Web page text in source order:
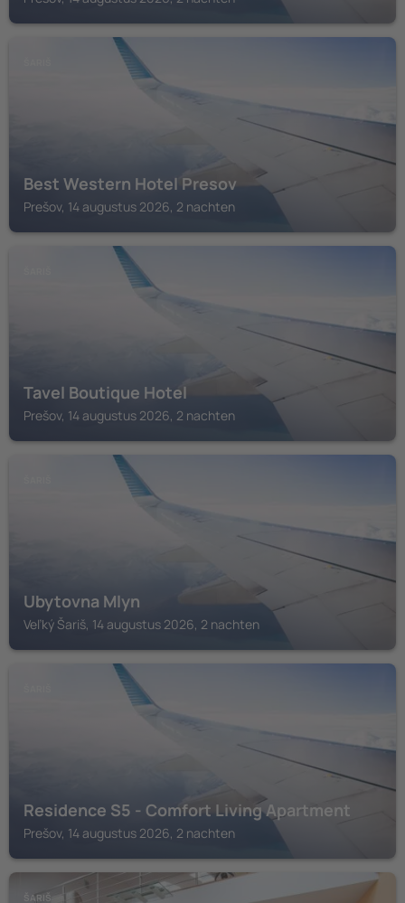
Best Western Hotel Presov
Prešov, 14 augustus 2026, 2 nachten
Tavel Boutique Hotel
Prešov, 14 augustus 2026, 2 nachten
Ubytovna Mlyn
Veľký Šariš, 14 augustus 2026, 2 nachten
Residence S5 - Comfort Living Apartment
Prešov, 14 augustus 2026, 2 nachten
ŠARIŠ